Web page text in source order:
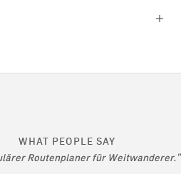
WHAT PEOPLE SAY
Routenplaner für Weitwanderer."